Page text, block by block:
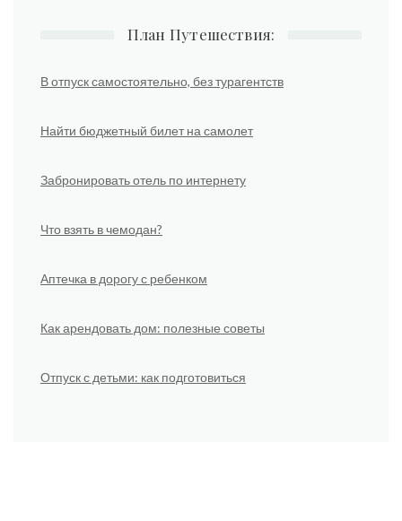
План Путешествия:
В отпуск самостоятельно, без турагентств
Найти бюджетный билет на самолет
Забронировать отель по интернету
Что взять в чемодан?
Аптечка в дорогу с ребенком
Как арендовать дом: полезные советы
Отпуск с детьми: как подготовиться